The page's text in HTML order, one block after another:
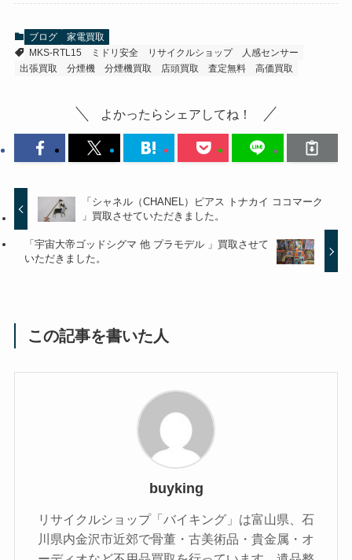
ブログ
家電買取
MKS-RTL15
ミドリ安全 リサイクルショップ
人感センサー
出張買取
分煙機 分煙機買取 店頭買取 査定無料 高価買取
よかったらシェアしてね！
「シャネル（CHANEL）ピアス トナカイ ココマーク
」買取させていただきました。
「宇宙大帝ゴッドシグマ 他 プラモデル 」買取させて
いただきました。
この記事を書いた人
buyking
リサイクルショップ「バイキング」は富山県、石
川県内金沢市近郊で骨董・古美術品・貴金属・オ